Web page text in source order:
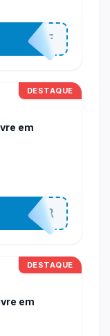
DESTAQUE
em
DESTAQUE
em